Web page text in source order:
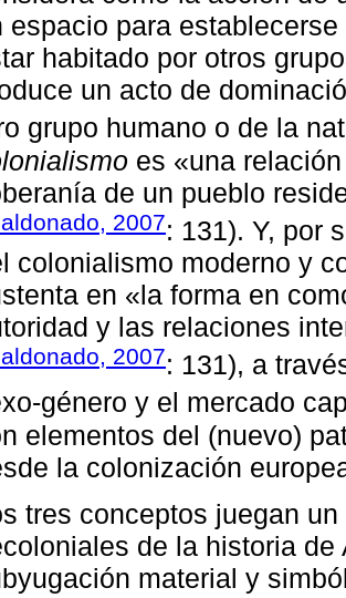
espacio para
habitado por otros
un acto de
grupo humano o de la
es «una
de un pueblo
2007: 131). Y, por
colonialismo moderno y
en «la forma en
y las relaciones
2007: 131), a
género y el mercado
elementos del (nuevo)
la colonización
tres conceptos juegan
de la historia
material y